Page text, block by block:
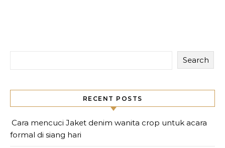
Search
RECENT POSTS
Cara mencuci Jaket denim wanita crop untuk acara
formal di siang hari